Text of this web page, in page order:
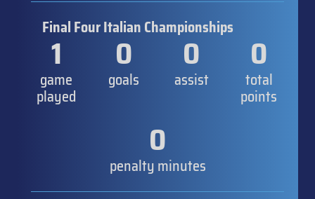
Final Four Italian Championships
1
game
played
0
goals
0
assist
0
total
points
0
penalty minutes